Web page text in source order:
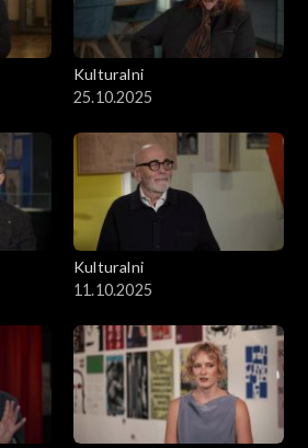
Kulturalni
25.10.2025
Kulturalni
11.10.2025